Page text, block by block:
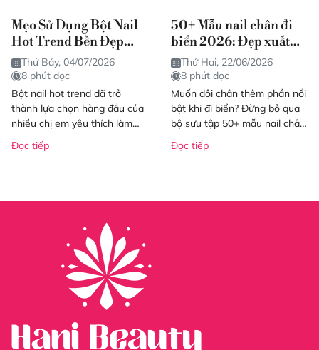
Mẹo Sử Dụng Bột Nail
Hot Trend Bền Đẹp
Như Salon
Thứ Bảy, 04/07/2026
8 phút đọc
Bột nail hot trend đã trở
thành lựa chọn hàng đầu của
nhiều chị em yêu thích làm
đẹp. Không chỉ đơn thuần là
nguyên liệu...
Đọc tiếp
50+ Mẫu nail chân đi
biển 2026: Đẹp xuất
sắc, cá tính, tôn đôi
chân
Thứ Hai, 22/06/2026
8 phút đọc
Muốn đôi chân thêm phần nổi
bật khi đi biển? Đừng bỏ qua
bộ sưu tập 50+ mẫu nail chân
mới nhất 2026. Đảm bảo
bạn...
Đọc tiếp